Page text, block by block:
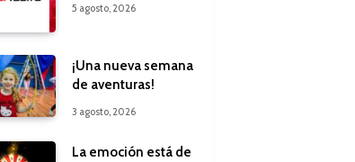
5 agosto, 2026
¡Una nueva semana
de aventuras!
3 agosto, 2026
La emoción está de